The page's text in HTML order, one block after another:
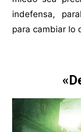
indefensa,
para cambiar lo